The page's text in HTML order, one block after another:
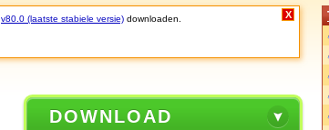
v80.0 (laatste stabiele versie) downloaden.
X
DOWNLOAD